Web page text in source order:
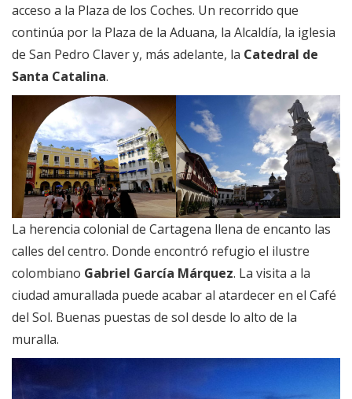
acceso a la Plaza de los Coches. Un recorrido que
continúa por la Plaza de la Aduana, la Alcaldía, la iglesia
de San Pedro Claver y, más adelante, la Catedral de
Santa Catalina.
La herencia colonial de Cartagena llena de encanto las
calles del centro. Donde encontró refugio el ilustre
colombiano Gabriel García Márquez. La visita a la
ciudad amurallada puede acabar al atardecer en el Café
del Sol. Buenas puestas de sol desde lo alto de la
muralla.